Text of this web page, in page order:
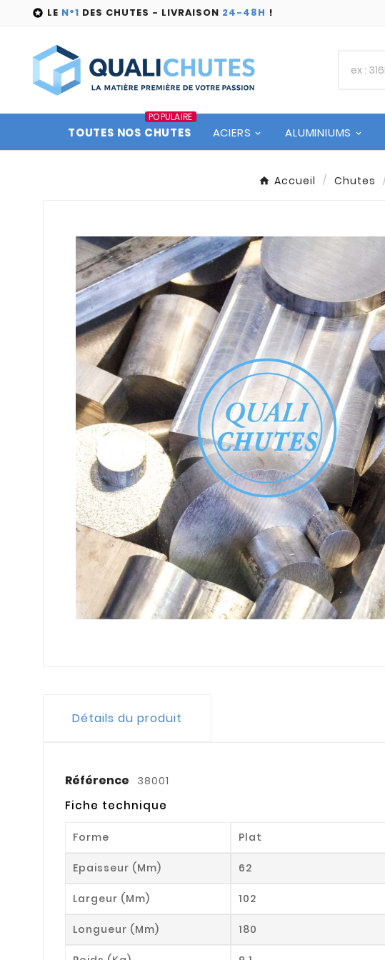
 LE N°1 DES CHUTES - LIVRAISON 24-48H !
TOUTES NOS CHUTES
POPULAIRE
ACIERS ALUMINIUMS
Accueil Chutes
Détails du produit
Référence 38001
Fiche technique
Forme Plat
Epaisseur (mm) 62
Largeur (mm) 102
Longueur (mm) 180